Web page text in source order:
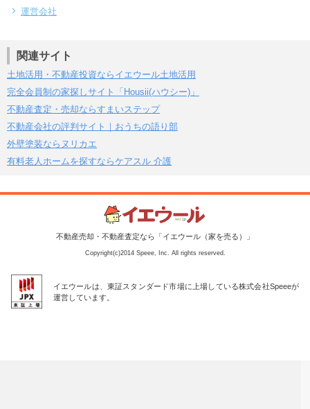
運営会社
関連サイト
土地活用・不動産投資ならイエウール土地活用
完全会員制の家探しサイト「Housii(ハウシー)」
不動産査定・売却ならすまいステップ
不動産会社の評判サイト｜おうちの語り部
外壁塗装ならヌリカエ
有料老人ホームを探すならケアスル 介護
不動産売却・不動産査定なら「イエウール（家を売る）」
Copyright(c)2014 Speee, Inc. All rights reserved.
イエウールは、東証スタンダード市場に上場している株式会社Speeeが
運営しています。